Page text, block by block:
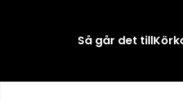
Så går det till